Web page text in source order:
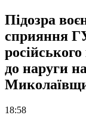
Підозра
сприяння
до наруги
18:58